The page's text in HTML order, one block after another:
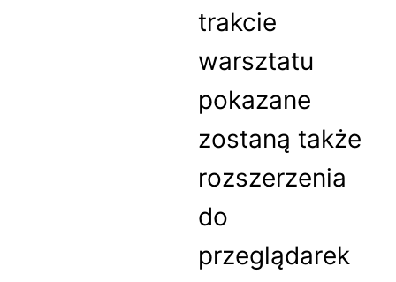
trakcie
warsztatu
pokazane
zostaną także
rozszerzenia
do
przeglądarek